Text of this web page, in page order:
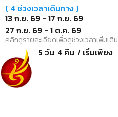
( 4ช่วงเวลาเดินทาง )
13 ก.ย. 69 -17 ก.ย. 69
27 ก.ย. 69 -1 ต.ค. 69
คลิกดูรายละเอียดเพื่อดูช่วงเวลาเพิ่มเติม
5 วัน 4คืน / เริ่มเพียง